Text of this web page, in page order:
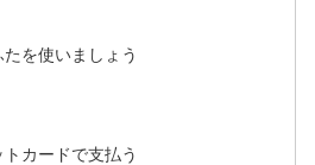
を使いましょう
カードで支払う